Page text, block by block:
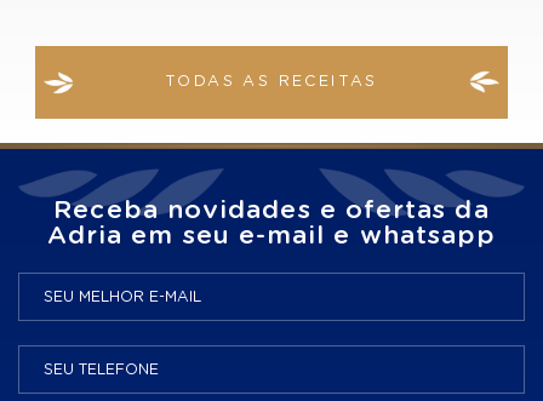
TODAS AS RECEITAS
Receba novidades e ofertas da
Adria em seu e-mail e whatsapp